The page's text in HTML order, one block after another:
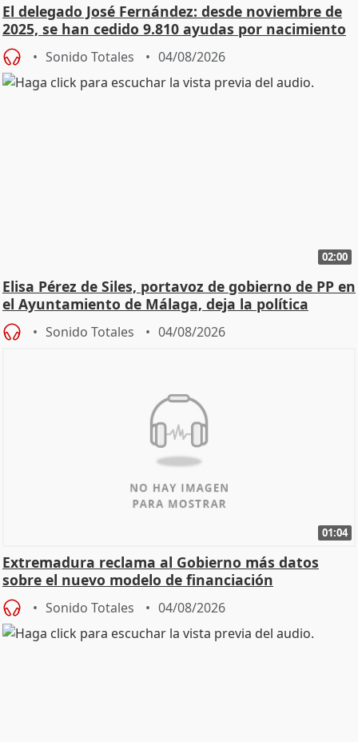
El delegado José Fernández: desde noviembre de
2025, se han cedido 9.810 ayudas por nacimiento
Sonido Totales 04/08/2026
02:00
Elisa Pérez de Siles, portavoz de gobierno de PP en
el Ayuntamiento de Málaga, deja la política
Sonido Totales 04/08/2026
01:04
Extremadura reclama al Gobierno más datos
sobre el nuevo modelo de financiación
Sonido Totales 04/08/2026